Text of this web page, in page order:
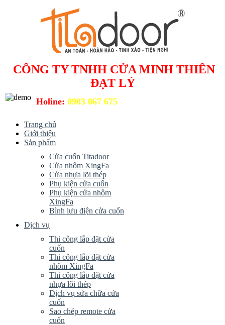
CÔNG TY TNHH CỬA MINH THIÊN
ĐẠT LÝ
Holine: 0903 067 675
Trang chủ
Giới thiệu
Sản phẩm
Cửa cuốn Titadoor
Cửa nhôm XingFa
Cửa nhựa lõi thép
Phụ kiện cửa cuốn
Phụ kiện cửa nhôm
XingFa
Bình lưu điện cửa cuốn
Dịch vụ
Thi công lắp đặt cửa
cuốn
Thi công lắp đặt cửa
nhôm XingFa
Thi công lắp đặt cửa
nhựa lõi thép
Dịch vụ sửa chữa cửa
cuốn
Sao chép remote cửa
cuốn